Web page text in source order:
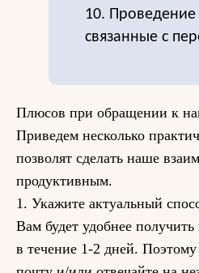
10. Проведение
связанные с
Плюсов при обращении к
Приведем несколько
позволят сделать наше
продуктивным.
1. Укажите актуальный
Вам будет удобнее
в течение 1-2 дней. Поэтому